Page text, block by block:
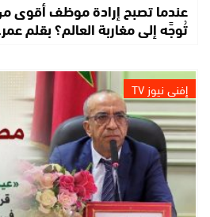
عندما تصبح إرادة موظف أقوى
تُوجَّه إلى مغاربة العالم؟ بقلم
إفني نيوز TV